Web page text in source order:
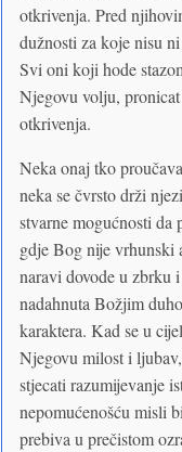
otkrivenja. Pred
dužnosti za koje nisu
Svi oni koji hode
Njegovu volju,
otkrivenja.
Neka onaj tko
neka se čvrsto drži
stvarne mogućnosti da
gdje Bog nije vrhunski
naravi dovode u zbrku
nadahnuta Božjim
karaktera. Kad se u
Njegovu milost i
stjecati razumijevanje
nepomućenošću misli
prebiva u prečistom